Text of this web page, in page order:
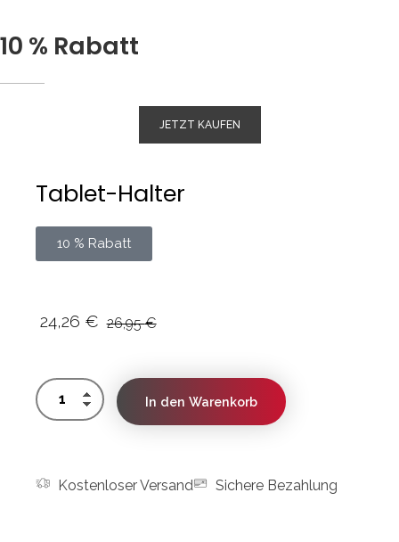
10 % Rabatt
JETZT KAUFEN
Tablet-Halter
10 % Rabatt
24,26 € 26,95€
In den Warenkorb
Kostenloser Versand Sichere Bezahlung